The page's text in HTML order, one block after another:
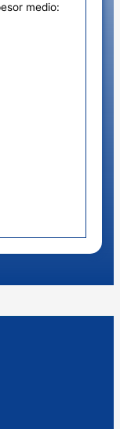
medio: